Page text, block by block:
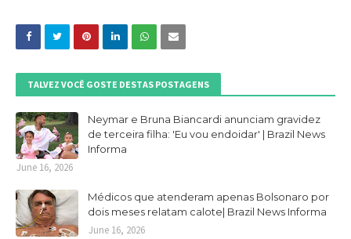
TALVEZ VOCÊ GOSTE DESTAS POSTAGENS
Neymar e Bruna Biancardi anunciam gravidez
de terceira filha: 'Eu vou endoidar' | Brazil News
Informa
June 16, 2026
Médicos que atenderam apenas Bolsonaro por
dois meses relatam calote| Brazil News Informa
June 16, 2026